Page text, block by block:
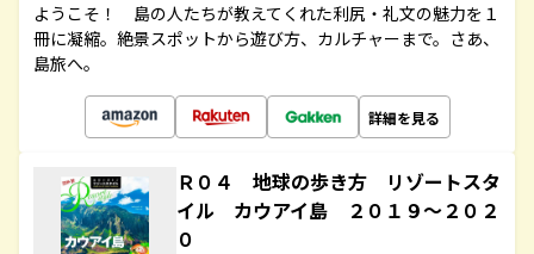
ようこそ！ 島の人たちが教えてくれた利尻・礼文の魅力を１
冊に凝縮。絶景スポットから遊び方、カルチャーまで。さあ、
島旅へ。
詳細を見る
Ｒ０４ 地球の歩き方 リゾートスタ
イル カウアイ島 ２０１９～２０２
０